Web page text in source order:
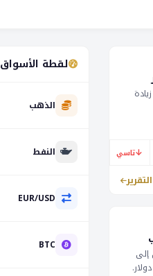
مع زيادة
في↓تاسي
إلى
ارتفاع سعره بنسبة 0.87% إلى 4050.90 دولار.
لقطة الأسواق
الذهب
النفط
EUR/USD
BTC